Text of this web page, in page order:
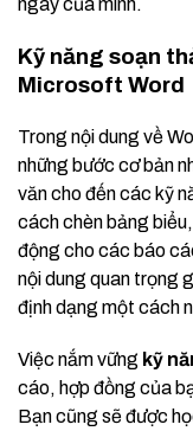
Kỹ năng soạn
Microsoft Word
Trong nội dung về
những bước cơ bản
văn cho đến các kỹ
cách chèn bảng
động cho các báo
nội dung quan trọng
định dạng một cách
Việc nắm vững kỹ
cáo, hợp đồng của
Bạn cũng sẽ được